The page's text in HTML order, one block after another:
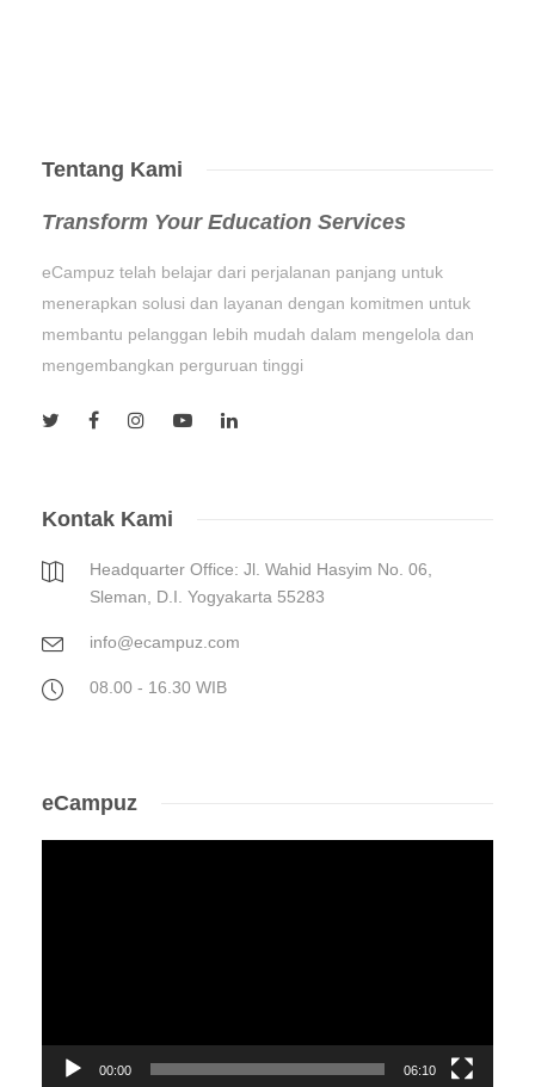
Tentang Kami
Transform Your Education Services
eCampuz telah belajar dari perjalanan panjang untuk
menerapkan solusi dan layanan dengan komitmen untuk
membantu pelanggan lebih mudah dalam mengelola dan
mengembangkan perguruan tinggi
Kontak Kami
Headquarter Office: Jl. Wahid Hasyim No. 06,
Sleman, D.I. Yogyakarta 55283
info@ecampuz.com
08.00 - 16.30 WIB
eCampuz
00:00 06:10